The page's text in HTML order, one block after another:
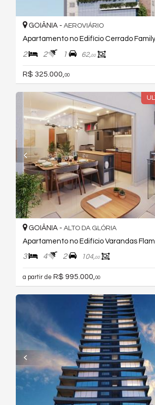
GOIÂNIA - AEROVIÁRIO
Apartamento no Edifício Cerrado
2 2 1 62,00
R$ 325.000,00
GOIÂNIA - ALTO DA GLÓRIA
3 4 2 104,00
a partir de R$ 995.000, 00